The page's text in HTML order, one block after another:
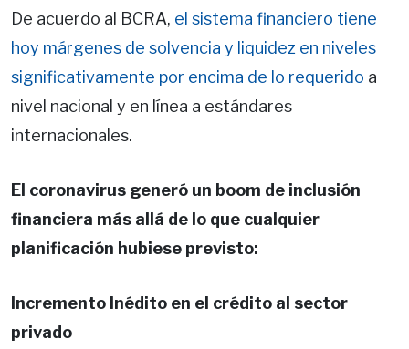
De acuerdo al BCRA, el sistema financiero tiene
hoy márgenes de solvencia y liquidez en niveles
significativamente por encima de lo requerido a
nivel nacional y en línea a estándares
internacionales.
El coronavirus generó un boom de inclusión
financiera más allá de lo que cualquier
planificación hubiese previsto:
Incremento Inédito en el crédito al sector
privado